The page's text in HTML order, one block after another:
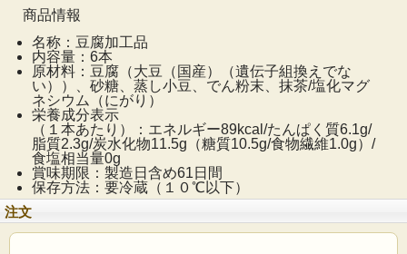
硬めの抹茶テリーヌをイメージした新・植物性スイーツ
「原料は国産大豆のお豆腐」豆腐屋さんが作った新・植
物性スイーツ、硬めの抹茶テリーヌをイメージした、し
っとりほろほろ食感。国産抹茶に国産あずき入りで味の
アクセントをプラス。１本当たり、たんぱく質6ｇ、
89kcal ６本セット
商品情報
名称：豆腐加工品
内容量：6本
原材料：豆腐（大豆（国産）（遺伝子組換えでな
い））、砂糖、蒸し小豆、でん粉末、抹茶/塩化マグ
ネシウム（にがり）
栄養成分表示
（１本あたり）：エネルギー89kcal/たんぱく質6.1g/
脂質2.3g/炭水化物11.5g（糖質10.5g/食物繊維1.0g）/
食塩相当量0g
賞味期限：製造日含め61日間
保存方法：要冷蔵（１０℃以下）
注文